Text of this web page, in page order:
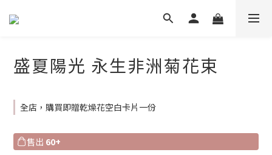
盛夏陽光 永生非洲菊花束
全店，購買即贈乾燥花空白卡片一份
售出 60+